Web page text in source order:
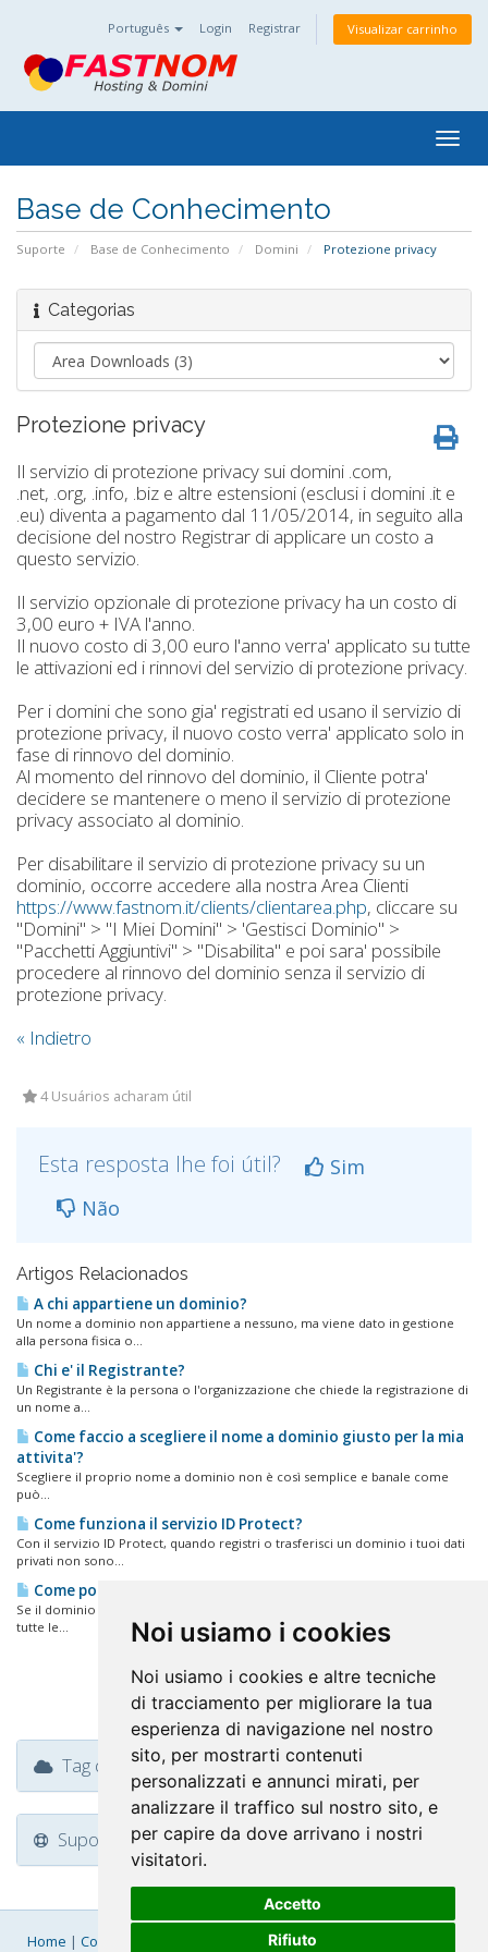
Noi usiamo i cookies
Noi usiamo i cookies e altre tecniche
di tracciamento per migliorare la tua
esperienza di navigazione nel nostro
sito, per mostrarti contenuti
personalizzati e annunci mirati, per
analizzare il traffico sul nostro sito, e
per capire da dove arrivano i nostri
visitatori.
Accetto
Rifiuto
Português Login Registrar Visualizar carrinho
Base de Conhecimento
Suporte Base de Conhecimento Domini Protezione privacy
Categorias
Protezione privacy
Il servizio di protezione privacy sui domini .com,
.net, .org, .info, .biz e altre estensioni (esclusi i domini .it e
.eu) diventa a pagamento dal 11/05/2014, in seguito alla
decisione del nostro Registrar di applicare un costo a
questo servizio.
Il servizio opzionale di protezione privacy ha un costo di
3,00 euro + IVA l'anno.
Il nuovo costo di 3,00 euro l'anno verra' applicato su tutte
le attivazioni ed i rinnovi del servizio di protezione privacy.
Per i domini che sono gia' registrati ed usano il servizio di
protezione privacy, il nuovo costo verra' applicato solo in
fase di rinnovo del dominio.
Al momento del rinnovo del dominio, il Cliente potra'
decidere se mantenere o meno il servizio di protezione
privacy associato al dominio.
Per disabilitare il servizio di protezione privacy su un
dominio, occorre accedere alla nostra Area Clienti
https://www.fastnom.it/clients/clientarea.php, cliccare su
"Domini" > "I Miei Domini" > 'Gestisci Dominio" >
"Pacchetti Aggiuntivi" > "Disabilita" e poi sara' possibile
procedere al rinnovo del dominio senza il servizio di
protezione privacy.
« Indietro
4 Usuários acharam útil
Esta resposta lhe foi útil?
Sim
Não
Artigos Relacionados
A chi appartiene un dominio?
Un nome a dominio non appartiene a nessuno, ma viene dato in gestione
alla persona fisica o...
Chi e' il Registrante?
Un Registrante è la persona o l'organizzazione che chiede la registrazione di
un nome a...
Come faccio a scegliere il nome a dominio giusto per la mia
attivita'?
Scegliere il proprio nome a dominio non è così semplice e banale come
può...
Come funziona il servizio ID Protect?
Con il servizio ID Protect, quando registri o trasferisci un dominio i tuoi dati
privati non sono...
Come posso gestire i domini che ho comprato da FastNom?
Se il dominio è associato ad un piano hosting, potrai gestire il tuo dominio e
tutte le...
Tag da núvem
Suporte
Home | Company Pagamenti